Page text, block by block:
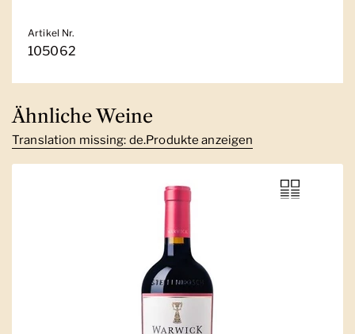
Artikel Nr.
105062
Ähnliche Weine
Translation missing: de.Produkte anzeigen